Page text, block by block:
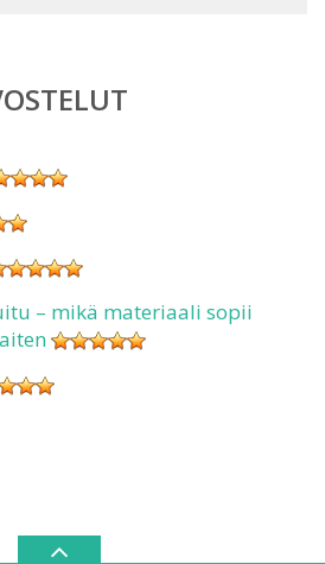
– mikä materiaali sopii